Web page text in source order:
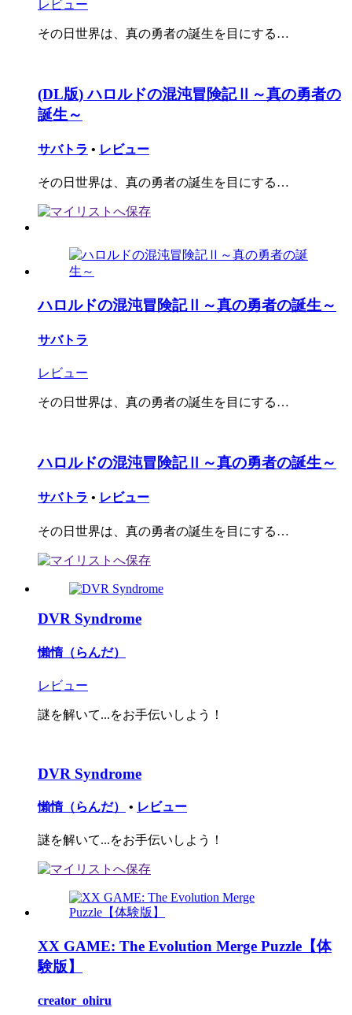
レビュー
その日世界は、真の勇者の誕生を目にする…
(DL版) ハロルドの混沌冒険記Ⅱ～真の勇者の
誕生～
サバトラ • レビュー
その日世界は、真の勇者の誕生を目にする…
ハロルドの混沌冒険記Ⅱ～真の勇者の誕生～
サバトラ
レビュー
その日世界は、真の勇者の誕生を目にする…
ハロルドの混沌冒険記Ⅱ～真の勇者の誕生～
サバトラ • レビュー
その日世界は、真の勇者の誕生を目にする…
DVR Syndrome
懶惰（らんだ）
レビュー
謎を解いて...をお手伝いしよう！
DVR Syndrome
懶惰（らんだ） • レビュー
謎を解いて...をお手伝いしよう！
XX GAME: The Evolution Merge Puzzle【体
験版】
creator_ohiru